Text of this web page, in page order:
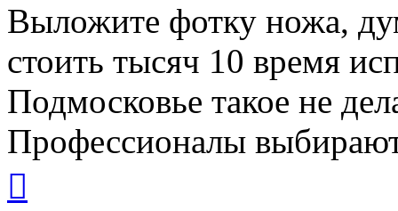
Выложите фотку ножа,
стоить тысяч 10 время
Подмосковье такое не
Профессионалы
началу